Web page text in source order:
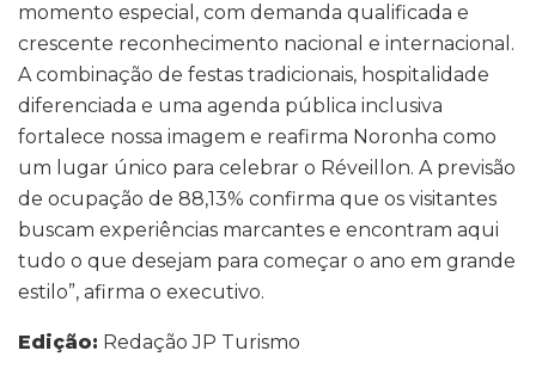
momento especial, com demanda qualificada e
crescente reconhecimento nacional e internacional.
A combinação de festas tradicionais, hospitalidade
diferenciada e uma agenda pública inclusiva
fortalece nossa imagem e reafirma Noronha como
um lugar único para celebrar o Réveillon. A previsão
de ocupação de 88,13% confirma que os visitantes
buscam experiências marcantes e encontram aqui
tudo o que desejam para começar o ano em grande
estilo”, afirma o executivo.
Edição: Redação JP Turismo